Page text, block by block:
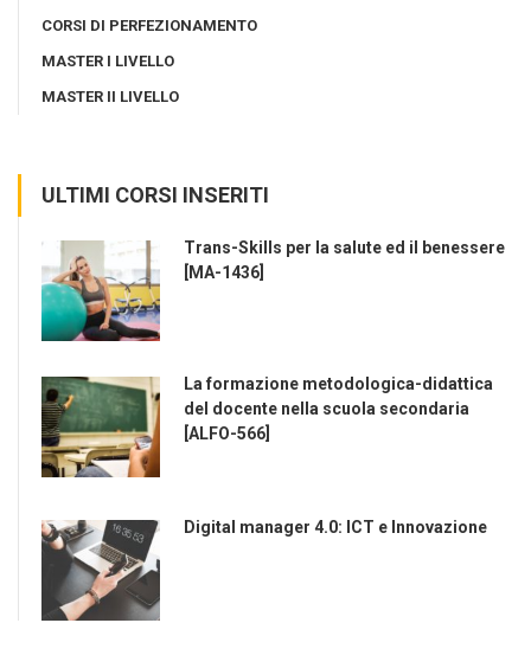
CORSI DI PERFEZIONAMENTO
MASTER I LIVELLO
MASTER II LIVELLO
ULTIMI CORSI INSERITI
Trans-Skills per la salute ed il benessere
[MA-1436]
La formazione metodologica-didattica
del docente nella scuola secondaria
[ALFO-566]
Digital manager 4.0: ICT e Innovazione